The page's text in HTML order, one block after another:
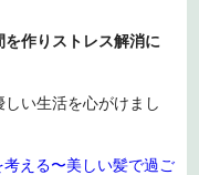
を作りストレス解消に
い生活を心がけまし
考える〜美しい髪で過ご